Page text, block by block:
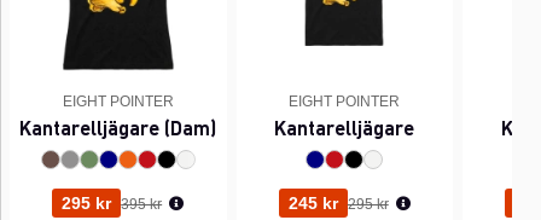
EIGHT POINTER
Kantarelljägare (Dam)
295 kr Ordinarie pris:
395 kr
EIGHT POINTER
Kantarelljägare
245 kr Ordinarie pris:
295 kr